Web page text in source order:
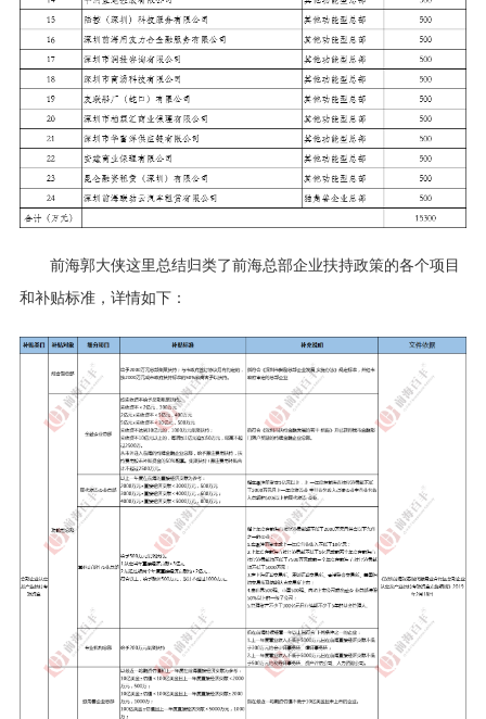
前海郭大侠这里总结归类了前海总部企业扶持政策的各个项目
和补贴标准，详情如下：